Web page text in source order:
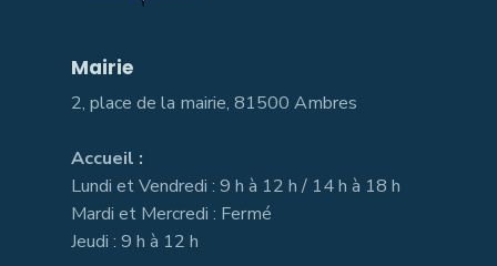
Mairie
2, place de la mairie, 81500 Ambres
Accueil :
Lundi et Vendredi : 9 h à 12 h / 14 h à 18 h
Mardi et Mercredi : Fermé
Jeudi : 9 h à 12 h